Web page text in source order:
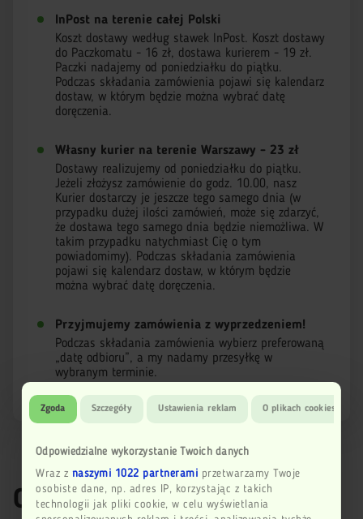
Zgoda Szczegóły Ustawienia reklam O plikach cookies
Odpowiedzialne wykorzystanie Twoich danych
Wraz z naszymi 1022 partneramiprzetwarzamy Twoje
osobiste dane, np. adres IP, korzystając z takich
technologii jak pliki cookie, w celu wyświetlania
InPost na terenie całej Polski
Koszt dostawy według stawek InPost. Koszt dostawy
do Paczkomatu - 16 zł, dostawa kurierem - 19 zł.
Paczki nadajemy od poniedziałku do piątku.
Podczas składania zamówienia pojawi się kalendarz
dostaw, w którym będzie można wybrać datę
doręczenia.
Własny kurier na terenie Warszawy - 23 zł
Dostawy realizujemy od poniedziałku do piątku.
Jeżeli złożysz zamówienie do godz. 10.00, nasz
Kurier dostarczy je jeszcze tego samego dnia (w
przypadku dużej ilości zamówień, może się zdarzyć,
że dostawa tego samego dnia będzie niemożliwa. W
takim przypadku natychmiast Cię o tym
powiadomimy). Podczas składania zamówienia
pojawi się kalendarz dostaw, w którym będzie
można wybrać datę doręczenia.
Przyjmujemy zamówienia z wyprzedzeniem!
Podczas składania zamówienia wybierz preferowaną
„datę odbioru”, a my nadamy przesyłkę w
wybranym terminie.
Opinie